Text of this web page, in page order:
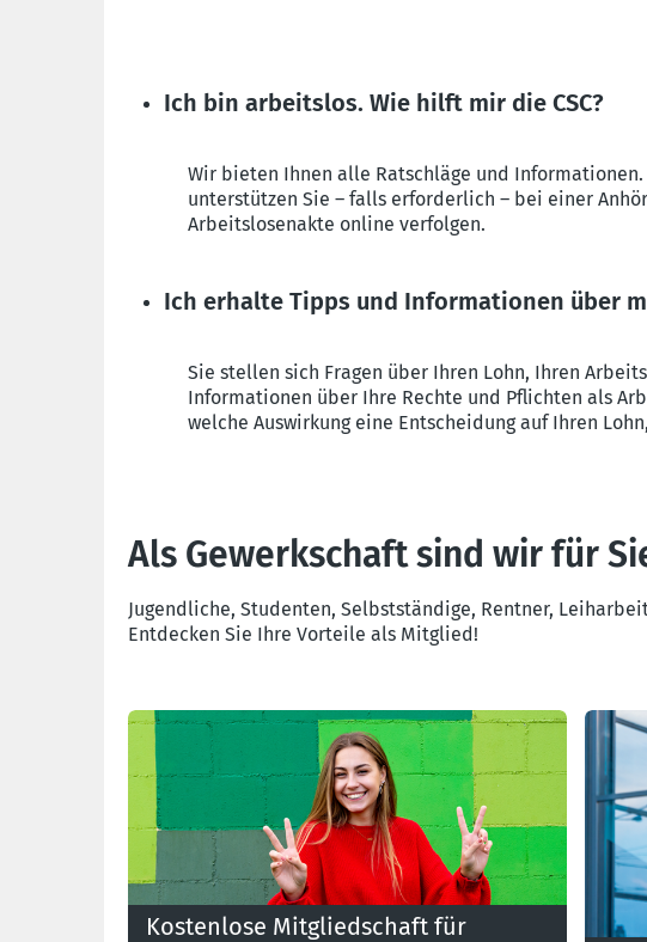
Ich bin arbeitslos. Wie hilft mir die CSC?
Wir bieten Ihnen alle Ratschläge und
unterstützen Sie – falls erforderlich – bei einer
Arbeitslosenakte online verfolgen.
Ich erhalte Tipps und Informationen über
Sie stellen sich Fragen über Ihren Lohn, Ihren
Informationen über Ihre Rechte und Pflichten als
welche Auswirkung eine Entscheidung auf Ihren
Als Gewerkschaft sind wir für
Jugendliche, Studenten, Selbstständige, Rentner,
Entdecken Sie Ihre Vorteile als Mitglied!
Kostenlose Mitgliedschaft für